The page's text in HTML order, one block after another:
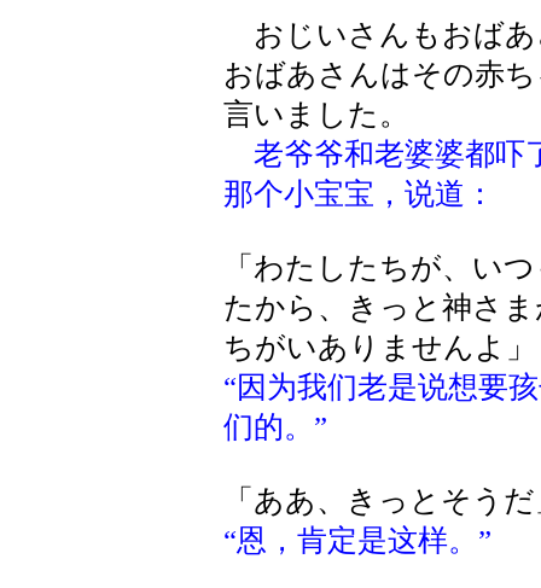
おじいさんもおばあ
おばあさんはその赤
言いました。
老爷爷和老婆婆都吓
那个小宝宝，说道：
「わたしたちが、い
たから、きっと神さ
ちがいありませんよ」
“因为我们老是说想要
们的。”
「ああ、きっとそう
“恩，肯定是这样。”